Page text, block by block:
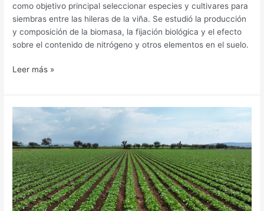
como objetivo principal seleccionar especies y cultivares para
siembras entre las hileras de la viña. Se estudió la producción
y composición de la biomasa, la fijación biológica y el efecto
sobre el contenido de nitrógeno y otros elementos en el suelo.
Leer más »
RTU,
éxito
de
la
‘biología
a